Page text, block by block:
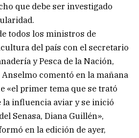
que debe ser investigado
todos los ministros de
del país con el secretario
y Pesca de la Nación,
comentó en la mañana
«el primer tema que se trató
la influencia aviar y se inició
Senasa, Diana Guillén»,
en la edición de ayer,